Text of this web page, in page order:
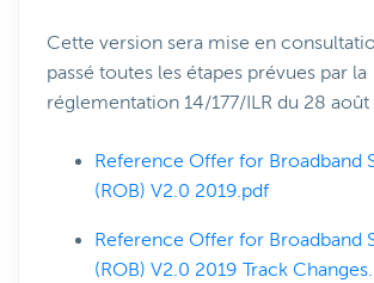
Cette version sera mise en
passé toutes les étapes prévues par la
réglementation 14/177/ILR du 28 août
Reference Offer for Broadband
(ROB) V2.0 2019.pdf
Reference Offer for Broadband
(ROB) V2.0 2019 Track